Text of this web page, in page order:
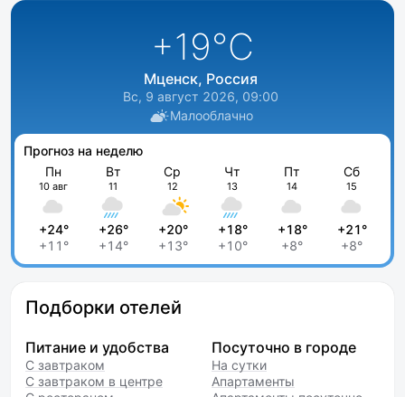
+19°C
Мценск, Россия
Вс, 9 август 2026, 09:00
Малооблачно
Прогноз на неделю
Пн
10 авг
+24°
+11°
Вт
11
+26°
+14°
Ср
12
+20°
+13°
Чт
13
+18°
+10°
Пт
14
+18°
+8°
Сб
15
+21°
+8°
Подборки отелей
Питание и удобства
С завтраком
С завтраком в центре
Посуточно в городе
На сутки
Апартаменты